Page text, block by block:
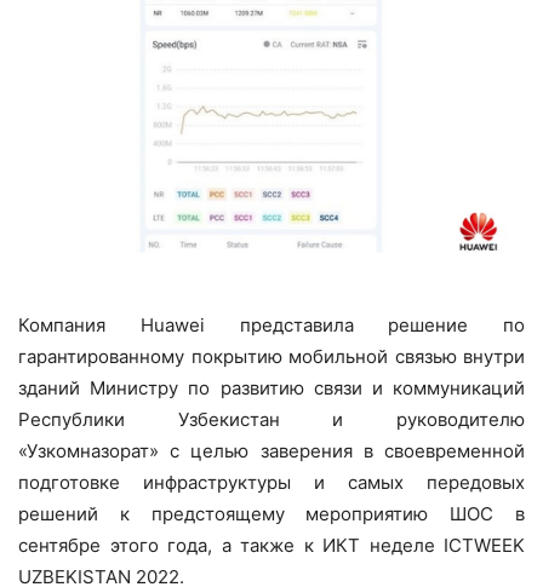
Компания Huawei представила решение по
гарантированному покрытию мобильной связью внутри
зданий Министру по развитию связи и коммуникаций
Республики Узбекистан и руководителю
«Узкомназорат» c целью заверения в своевременной
подготовке инфраструктуры и самых передовых
решений к предстоящему мероприятию ШОС в
сентябре этого года, а также к ИКТ неделе ICTWEEK
UZBEKISTAN 2022.